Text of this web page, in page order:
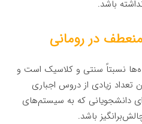
باشد.
در رومانی
نسبتاً سنتی و کلاسیک است و
تعداد زیادی از دروس اجباری
دانشجویانی که به سیستم‌های
باشد.